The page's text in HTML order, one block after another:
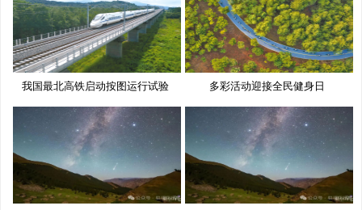
我国最北高铁启动按图运行试验 多彩活动迎接全民健身日